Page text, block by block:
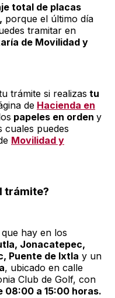
total de placas
porque el último día
tramitar en
de Movilidad y
trámite si realizas tu
de Hacienda en
papeles en orden y
cuales puedes
Movilidad y
trámite?
hay en los
Jonacatepec,
Puente de Ixtla y un
, ubicado en calle
Club de Golf, con
08:00 a 15:00 horas.